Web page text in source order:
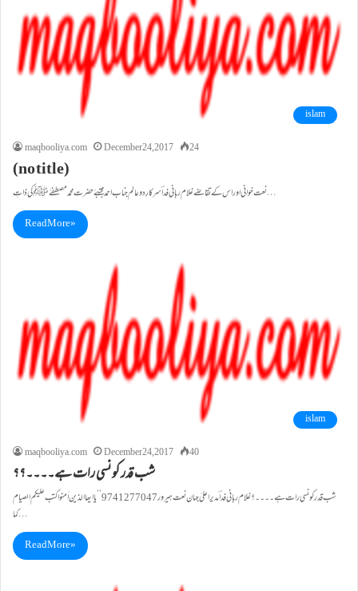
islam
maqbooliya.com
December 24, 2017 24
(no title)
نعت خوانی اور اس کے تقاضے غلام ربانی فداؔ سرکارِ دوعالم جناب احمد مجتبےٰ حضرت محمد مصطفےٰ ﷺ کی ذاتِ…
Read More »
islam
maqbooliya.com
December 24, 2017 40
شب قدر کونسی رات ہے۔۔۔۔؟؟
شب قدر کونسی رات ہے۔۔۔۔؟ غلام ربانی فداؔ مدیراعلیٰ جہان نعت ہیرور9741277047 ’’یا ایھا الذین اٰمنوا کتب علیکم الصیام
کما…
Read More »